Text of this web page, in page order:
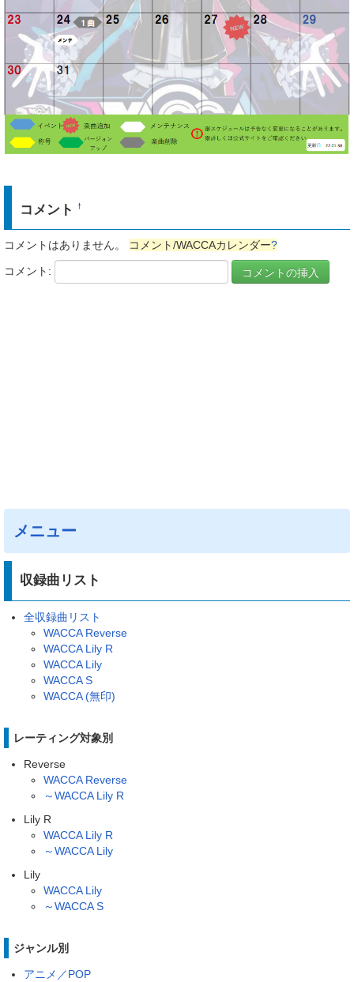
コメント†
コメントはありません。 コメント/WACCAカレンダー?
コメント:
メニュー
収録曲リスト
全収録曲リスト
WACCA Reverse
WACCA Lily R
WACCA Lily
WACCA S
WACCA (無印)
レーティング対象別
Reverse
WACCA Reverse
～WACCA Lily R
Lily R
WACCA Lily R
～WACCA Lily
Lily
WACCA Lily
～WACCA S
ジャンル別
アニメ／POP